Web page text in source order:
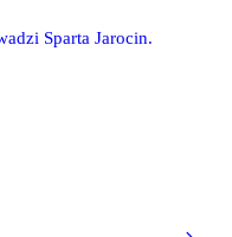
Sparta Jarocin.